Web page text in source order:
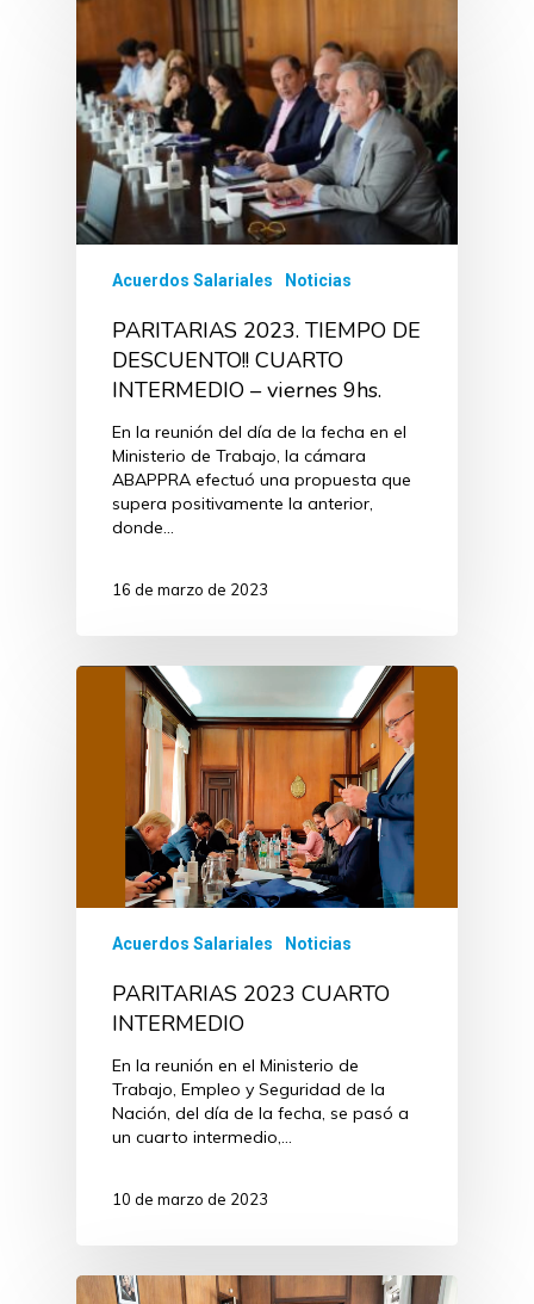
Acuerdos Salariales Noticias
PARITARIAS 2023. TIEMPO DE
DESCUENTO!! CUARTO
INTERMEDIO – viernes 9hs.
En la reunión del día de la fecha en el
Ministerio de Trabajo, la cámara
ABAPPRA efectuó una propuesta que
supera positivamente la anterior,
donde…
16 de marzo de 2023
Acuerdos Salariales Noticias
PARITARIAS 2023 CUARTO
INTERMEDIO
En la reunión en el Ministerio de
Trabajo, Empleo y Seguridad de la
Nación, del día de la fecha, se pasó a
un cuarto intermedio,…
10 de marzo de 2023